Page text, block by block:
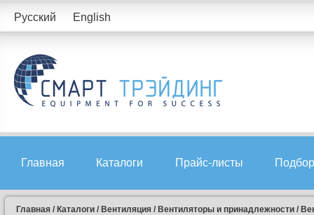
Русский English
Главная Каталоги Прайс-листы
Главная / Каталоги / Вентиляция / Вентиляторы и принадлежности /